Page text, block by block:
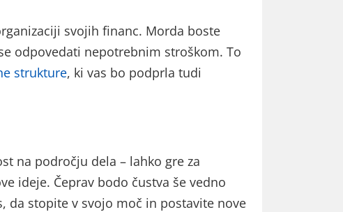
svojih financ. Morda boste
odpovedati nepotrebnim stroškom. To
strukture, ki vas bo podprla tudi
na področju dela – lahko gre za
ideje. Čeprav bodo čustva še vedno
da stopite v svojo moč in postavite nove